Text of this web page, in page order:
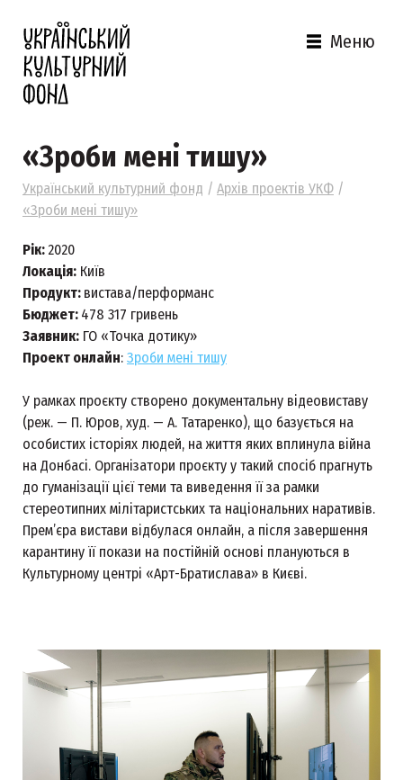
Меню
«Зроби мені тишу»
Український культурний фонд / Архів проектів УКФ /
«Зроби мені тишу»
Рік: 2020
Локація: Київ
Продукт: вистава/перформанс
Бюджет: 478 317 гривень
Заявник: ГО «Точка дотику»
Проект онлайн: Зроби мені тишу
У рамках проєкту створено документальну відеовиставу
(реж. — П. Юров, худ. — А. Татаренко), що базується на
особистих історіях людей, на життя яких вплинула війна
на Донбасі. Організатори проєкту у такий спосіб прагнуть
до гуманізації цієї теми та виведення її за рамки
стереотипних мілітаристських та національних наративів.
Прем’єра вистави відбулася онлайн, а після завершення
карантину її покази на постійній основі плануються в
Культурному центрі «Арт-Братислава» в Києві.